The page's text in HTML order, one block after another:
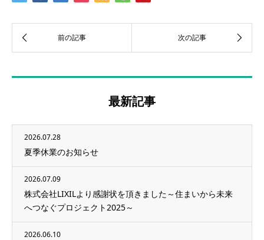
最新記事
2026.07.28
夏季休業のお知らせ
2026.07.09
株式会社LIXILより感謝状を頂きました～住まいから未来
へつなぐプロジェクト2025～
2026.06.10